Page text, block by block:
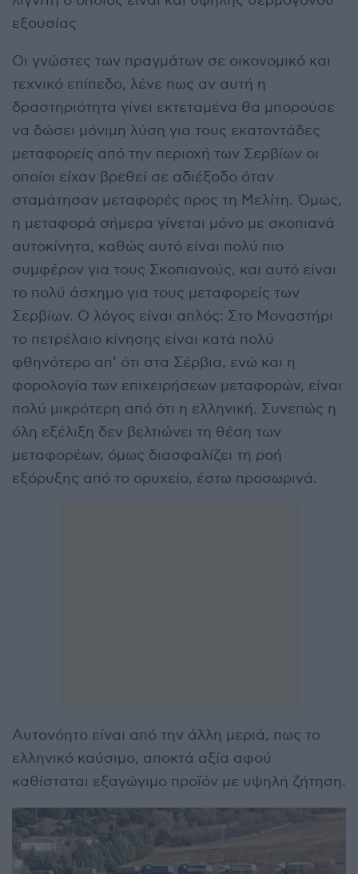
εξουσίας
Οι γνώστες των πραγμάτων σε οικονομικό και
τεχνικό επίπεδο, λένε πως αν αυτή η
δραστηριότητα γίνει εκτεταμένα θα μπορούσε
να δώσει μόνιμη λύση για τους εκατοντάδες
μεταφορείς από την περιοχή των Σερβίων οι
οποίοι είχαν βρεθεί σε αδιέξοδο όταν
σταμάτησαν μεταφορές προς τη Μελίτη. Όμως,
η μεταφορά σήμερα γίνεται μόνο με σκοπιανά
αυτοκίνητα, καθώς αυτό είναι πολύ πιο
συμφέρον για τους Σκοπιανούς, και αυτό είναι
το πολύ άσχημο για τους μεταφορείς των
Σερβίων. Ο λόγος είναι απλός: Στο Μοναστήρι
το πετρέλαιο κίνησης είναι κατά πολύ
φθηνότερο απ’ ότι στα Σέρβια, ενώ και η
φορολογία των επιχειρήσεων μεταφορών, είναι
πολύ μικρότερη από ότι η ελληνική. Συνεπώς η
όλη εξέλιξη δεν βελτιώνει τη θέση των
μεταφορέων, όμως διασφαλίζει τη ροή
εξόρυξης από το ορυχείο, έστω προσωρινά.
Αυτονόητο είναι από την άλλη μεριά, πως το
ελληνικό καύσιμο, αποκτά αξία αφού
καθίσταται εξαγώγιμο προϊόν με υψηλή ζήτηση.